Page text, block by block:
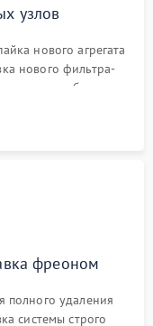
узлов
нового агрегата
нового фильтра-
обдува,
дверных петель.
фреоном
полного удаления
системы строго